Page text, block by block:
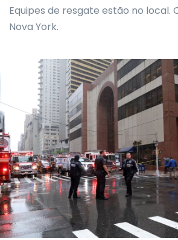
Equipes de resgate estão no local.
Nova York.